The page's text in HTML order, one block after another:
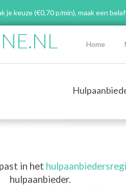
je keuze (€0,70 p/min), maak een
Menu
Home
in het
hulpaanbieder.